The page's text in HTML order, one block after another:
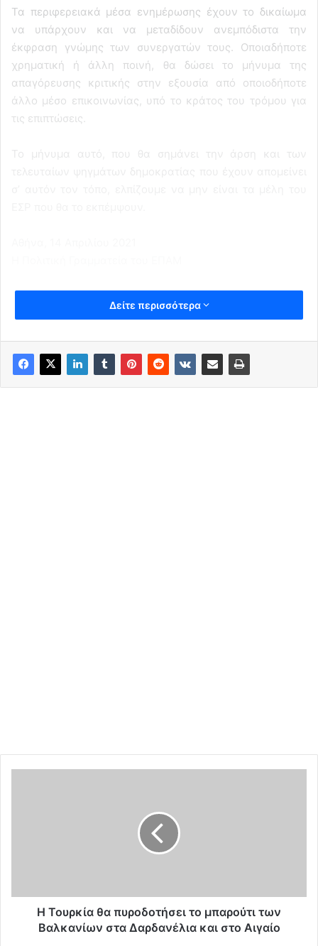
Τα περιφερειακά μέσα ενημέρωσης έχουν το δικαίωμα
να υπάρχουν και να μεταδίδουν ανεμπόδιστα την
έκφραση γνώμης των συνεργατών τους. Οποιαδήποτε
χρηματική ή άλλη ποινή, θα δώσει το μήνυμα της
απαγόρευσης κριτικής στην εξουσία από οποιοδήποτε
άλλο μέσο επικοινωνίας, υπό το κράτος του τρόμου για
τις επιπτώσεις.
Το μήνυμα αυτό, που θα σημάνει την άρση και των
Δείτε περισσότερα
θ
Η Τουρκία θα πυροδοτήσει το μπαρούτι των
Βαλκανίων στα Δαρδανέλια και στο Αιγαίο